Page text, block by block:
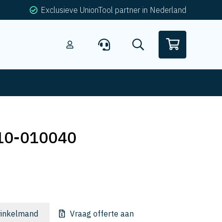
Exclusieve UnionTool partner in Nederland
010040
Vraag offerte aan